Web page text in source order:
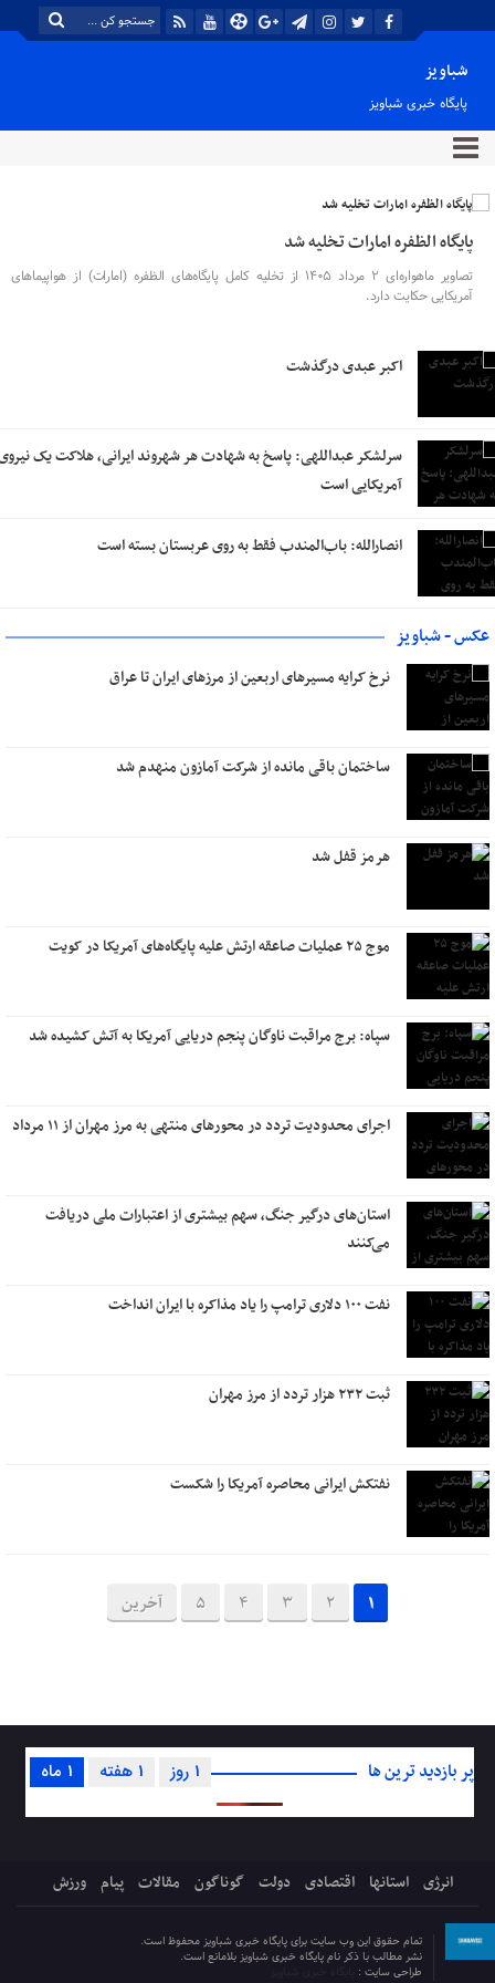
شباویز
پایگاه خبری شباویز
پایگاه الظفره امارات تخلیه شد
تصاویر ماهواره‌ای ۲ مرداد ۱۴۰۵ از تخلیه کامل پایگاه‌های الظفره (امارات) از هواپیماهای
آمریکایی حکایت دارد.
اکبر عبدی درگذشت
سرلشکر عبداللهی: پاسخ به شهادت هر شهروند ایرانی، هلاکت یک
آمریکایی است
انصارالله: باب‌المندب فقط به روی عربستان بسته است
عکس - شباویز
نرخ کرایه مسیرهای اربعین از مرزهای ایران تا عراق
ساختمان باقی مانده از شرکت آمازون منهدم شد
هرمز قفل شد
موج ۲۵ عملیات صاعقه ارتش علیه پایگاه‌های آمریکا در کویت
سپاه: برج مراقبت ناوگان پنجم دریایی آمریکا به آتش کشیده شد
اجرای محدودیت تردد در محورهای منتهی به مرز مهران از ۱۱ مرداد
استان‌های درگیر جنگ، سهم بیشتری از اعتبارات ملی دریافت
می‌کنند
نفت ۱۰۰ دلاری ترامپ را یاد مذاکره با ایران انداخت
ثبت ۲۳۲ هزار تردد از مرز مهران
نفتکش ایرانی محاصره آمریکا را شکست
1
2
3
4
5 آخرین
پر بازدید ترین ها 1 ماه 1 هفته 1 روز
انرژی استانها اقتصادی دولت گوناگون مقالات پیام ورزش
تمام حقوق این وب سایت برای پایگاه خبری شباویز محفوظ است.
نشر مطالب با ذکر نام پایگاه خبری شباویز بلامانع است.
طراحی سایت :